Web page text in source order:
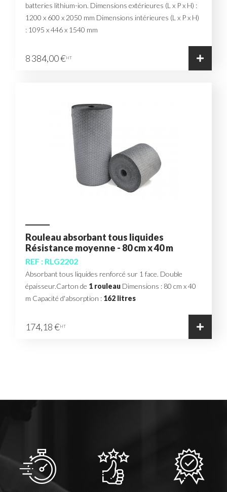
batteries lithium-ion. Dimensions extérieures (L x P x H) :
1200 x 600 x 2050 mm Dimensions intérieures (L x P x H)
: 1095 x 446 x 1540 mm
8 384,00 €HT
Rouleau absorbant tous liquides
Résistance moyenne - 80 cm x 40 m
REF : RLG2202
Absorbant tous liquides renforcé sur 1 face. Double
épaisseur.Carton de 1 rouleau Dimensions : 80 cm x 40
m Capacité d'absorption : 162 litres
174,18 €HT